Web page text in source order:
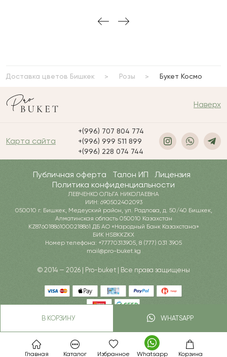
Главная Каталог Избранное Whatsapp Корзина
В КОРЗИНУ WHATSAPP
Доставка цветов Бишкек Розы Букет Космо
Наверх
Карта сайта
+(996) 707 804 774
+(996) 999 511 899
+(996) 228 074 744
Публичная оферта Талон ИП
Лицензия
Политика конфиденциальности
ЛЕВЧЕНКО ОЛЬГА НИКОЛАЕВНА
ИИН: 690502402093
050010 г. Бишкек, Медеуский район, ул. Радлова, д. 50/40 Бишкек,
Алматинская область 050010 Казахстан
KZ876018861000218861 ДБ АО «Народный Банк Казахстана»
БИК HSBKKZKX
Номер телефона: +77770313905, 8 (777) 031 3905
mail@pro-buket.kg
© 2014 — 2026 | Pro-buket | Все права защищены